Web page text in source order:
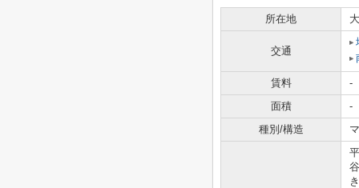
所在地
交通
賃料
-
面積
-
種別/構造